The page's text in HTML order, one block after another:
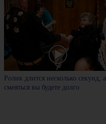
Ролик длится несколько секунд, а
смеяться вы будете долго